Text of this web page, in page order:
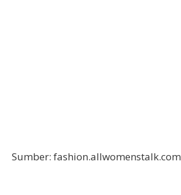
Sumber: fashion.allwomenstalk.com